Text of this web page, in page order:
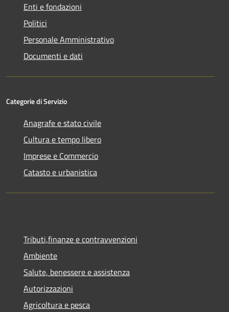
Enti e fondazioni
Politici
Personale Amministrativo
Documenti e dati
Categorie di Servizio
Anagrafe e stato civile
Cultura e tempo libero
Imprese e Commercio
Catasto e urbanistica
Tributi,finanze e contravvenzioni
Ambiente
Salute, benessere e assistenza
Autorizzazioni
Agricoltura e pesca